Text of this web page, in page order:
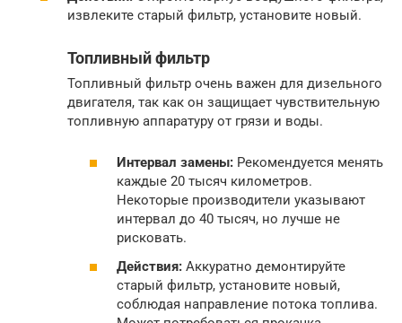
извлеките старый фильтр, установите новый.
Топливный фильтр
Топливный фильтр очень важен для дизельного
двигателя, так как он защищает чувствительную
топливную аппаратуру от грязи и воды.
Интервал замены: Рекомендуется менять
каждые 20 тысяч километров.
Некоторые производители указывают
интервал до 40 тысяч, но лучше не
рисковать.
Действия: Аккуратно демонтируйте
старый фильтр, установите новый,
соблюдая направление потока топлива.